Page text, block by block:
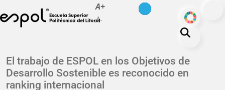
Pasar al contenido principal
A+
A-
ODS
La ESPOL
Educación
El trabajo de ESPOL en los Objetivos de
Desarrollo Sostenible es reconocido en
ranking internacional